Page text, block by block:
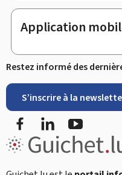
Application
Restez informé des
S’inscrire à la
FacebookLinkedIn